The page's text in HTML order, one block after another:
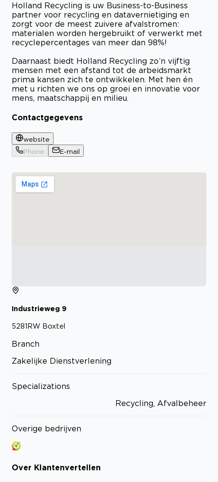
Holland Recycling is uw Business-to-Business
partner voor recycling en datavernietiging en
zorgt voor de meest zuivere afvalstromen:
materialen worden hergebruikt of verwerkt met
recyclepercentages van meer dan 98%!
Daarnaast biedt Holland Recycling zo’n vijftig
mensen met een afstand tot de arbeidsmarkt
prima kansen zich te ontwikkelen. Met hen én
met u richten we ons op groei en innovatie voor
mens, maatschappij en milieu.
Contactgegevens
website
Phone
E-mail
Industrieweg 9
5281RW Boxtel
Branch
Zakelijke Dienstverlening
Specializations
Recycling, Afvalbeheer
Overige bedrijven
Over Klantenvertellen